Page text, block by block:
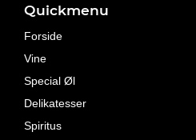
Quickmenu
Forside
Vine
Special Øl
Delikatesser
Spiritus